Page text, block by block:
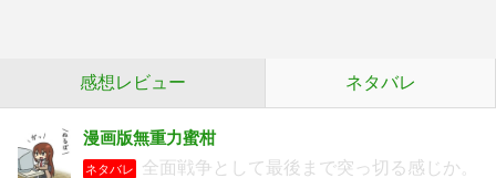
感想レビュー ネタバレ
漫画版無重力蜜柑
ネタバレ
全面戦争として最後まで突っ切る感じか。